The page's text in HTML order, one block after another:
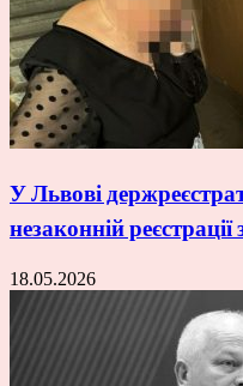
У Львові
незаконній реєстрації
18.05.2026